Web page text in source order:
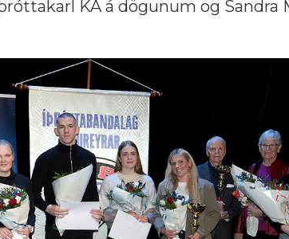
KA á dögunum og Sandra